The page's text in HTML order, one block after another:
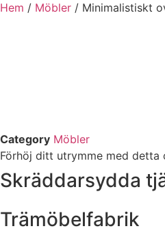
Hem / Möbler / Minimalistiskt
Category Möbler
Förhöj ditt utrymme med
Skräddarsydda
Trämöbelfabrik